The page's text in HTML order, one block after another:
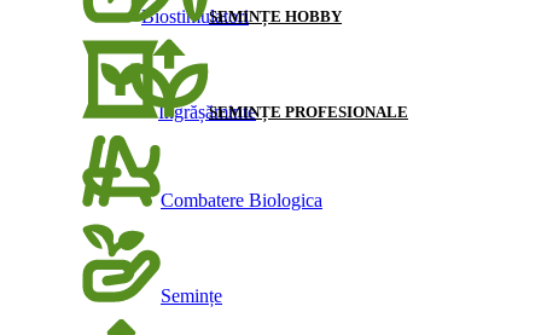
Biostimulatori
Îngrășăminte
Combatere Biologica
Semințe
SEMINȚE HOBBY
SEMINȚE PROFESIONALE